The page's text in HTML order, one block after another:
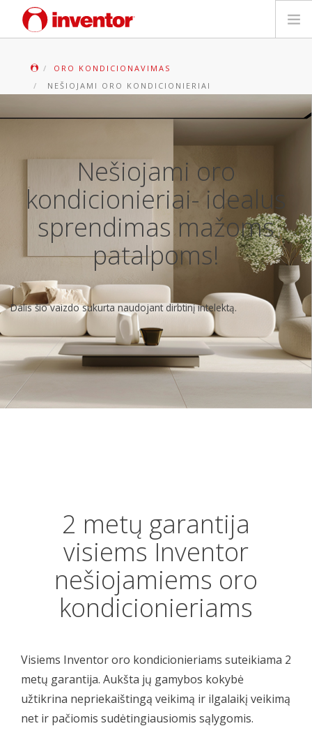
Galerija
Parduotuvių paieška
Kontaktai
Paieška
Lietuvių
ORO KONDICIONAVIMAS
NEŠIOJAMI ORO KONDICIONIERIAI
Nešiojami oro
kondicionieriai- idealus
sprendimas mažoms
patalpoms!
Dalis šio vaizdo sukurta naudojant dirbtinį intelektą.
2 metų garantija
visiems Inventor
nešiojamiems oro
kondicionieriams
Visiems Inventor oro kondicionieriams suteikiama 2
metų garantija. Aukšta jų gamybos kokybė
užtikrina nepriekaištingą veikimą ir ilgalaikį veikimą
net ir pačiomis sudėtingiausiomis sąlygomis.